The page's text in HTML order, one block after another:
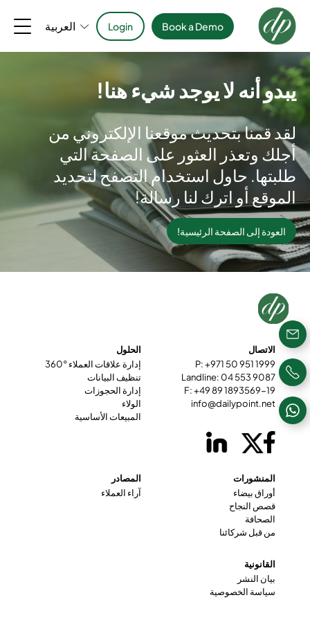
Book a Demo
Login العربية
يبدو أنه لا يوجد شيء هنا!
لقد قمنا بتحديث موقعنا الإلكتروني من
أجلك وتعذر العثور على الصفحة التي
طلبتها. حاول استخدام التصفح لتحديد
الموقع أو اترك لنا رسالة!
العودة إلى الصفحة الرئيسية!
الاتصال
P: +971 50 951 1999
Landline: 04 553 9087
F: +49 89 1893569-19
info@dailypoint.net
الحلول
إدارة علاقات العملاء °360
تنظيف البيانات
إدارة الحجوزات
الولاء
المبيعات الأساسية
المنشورات
أوراق بيضاء
قصص النجاح
الصحافة
من قبل شركائنا
المصادر
آراء العملاء
القانونية
بيان النشر
سياسة الخصوصية